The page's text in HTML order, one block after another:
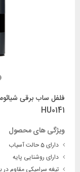
HU0141
ویژگی های محصول
دارای 5 حالت آسیاب
دارای روشنایی پایه
تیغه سرامیکی مقاوم در